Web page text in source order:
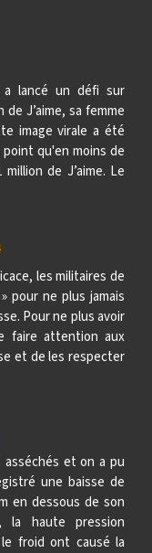
a lancé un défi sur
J’aime, sa femme
image virale a été
qu'en moins de
de J’aime. Le
les militaires de
pour ne plus jamais
Pour ne plus avoir
faire attention aux
et de les respecter
et on a pu
une baisse de
en dessous de son
la haute pression
froid ont causé la